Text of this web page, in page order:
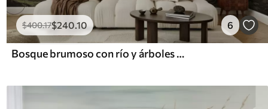
$400.17$240.10 6
Bosque brumoso con río y árboles antiguos de gran altura